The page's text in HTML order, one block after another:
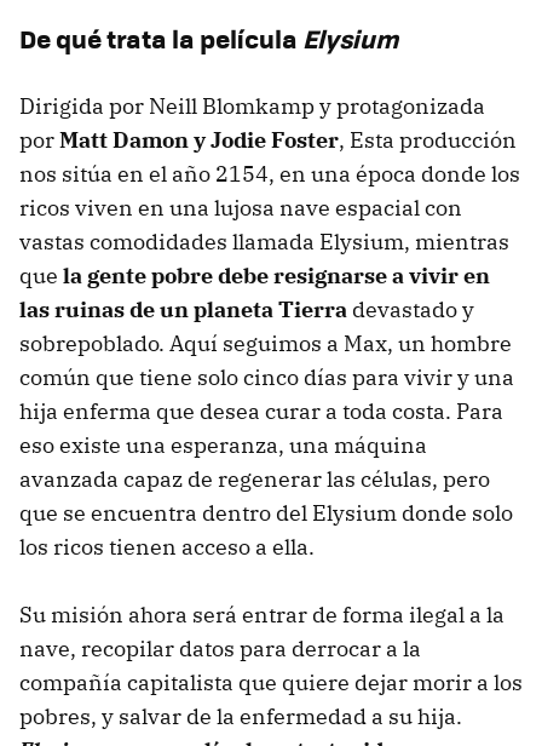
De qué trata la películaElysium
Dirigida por Neill Blomkamp y protagonizada
porMatt Damon y Jodie Foster, Esta producción
nos sitúa en el año 2154, en una época donde los
ricos viven en una lujosa nave espacial con
vastas comodidades llamada Elysium, mientras
que la gente pobre debe resignarse a vivir en
las ruinas de un planeta Tierra devastado y
sobrepoblado. Aquí seguimos a Max, un hombre
común que tiene solo cinco días para vivir y una
hija enferma que desea curar a toda costa. Para
eso existe una esperanza, una máquina
avanzada capaz de regenerar las células, pero
que se encuentra dentro del Elysium donde solo
los ricos tienen acceso a ella.
Su misión ahora será entrar de forma ilegal a la
nave, recopilar datos para derrocar a la
compañía capitalista que quiere dejar morir a los
pobres, y salvar de la enfermedad a su hija.